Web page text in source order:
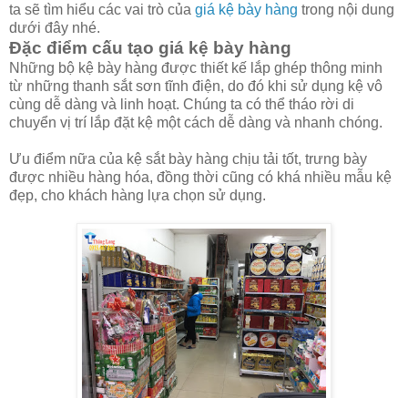
ta sẽ tìm hiểu các vai trò của giá kệ bày hàng trong nội dung
dưới đây nhé.
Đặc điểm cấu tạo giá kệ bày hàng
Những bộ kệ bày hàng được thiết kế lắp ghép thông minh
từ những thanh sắt sơn tĩnh điện, do đó khi sử dụng kệ vô
cùng dễ dàng và linh hoạt. Chúng ta có thể tháo rời di
chuyển vị trí lắp đặt kệ một cách dễ dàng và nhanh chóng.
Ưu điểm nữa của kệ sắt bày hàng chịu tải tốt, trưng bày
được nhiều hàng hóa, đồng thời cũng có khá nhiều mẫu kệ
đẹp, cho khách hàng lựa chọn sử dụng.